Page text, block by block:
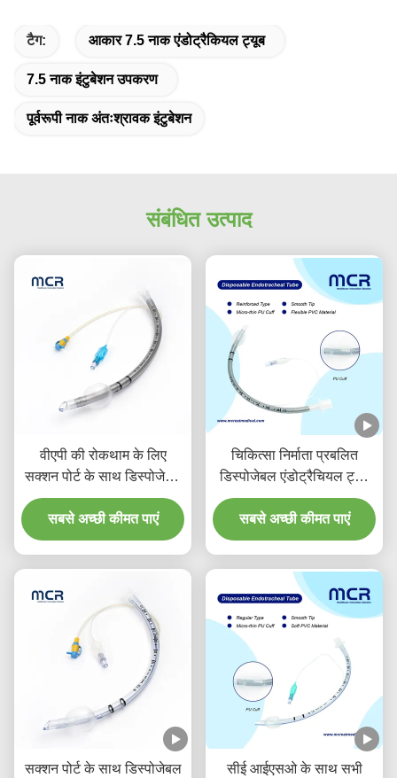
टैग: आकार 7.5 नाक एंडोट्रैकियल ट्यूब
7.5 नाक इंटुबेशन उपकरण
पूर्वरूपी नाक अंतःश्रावक इंटुबेशन
संबंधित उत्पाद
वीएपी की रोकथाम के लिए
सक्शन पोर्ट के साथ डिस्पोजेबल
प्रबलित एंडोट्रैकियल ट्यूब
सबसे अच्छी कीमत पाएं
चिकित्सा निर्माता प्रबलित
डिस्पोजेबल एंडोट्रैचियल ट्यूब
डीईएचपी मुक्त
सबसे अच्छी कीमत पाएं
सक्शन पोर्ट के साथ डिस्पोजेबल
सीई आईएसओ के साथ सभी